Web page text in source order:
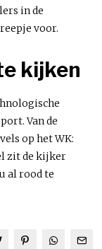
in de
voor.
kijken
Van de
op het WK:
zit de kijker
al rood te